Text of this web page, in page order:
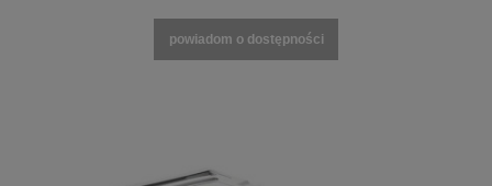
powiadom o dostępności